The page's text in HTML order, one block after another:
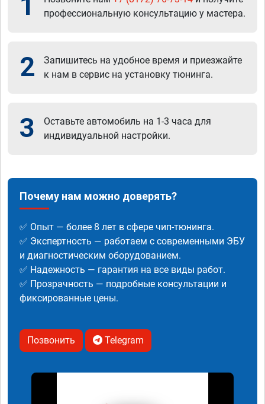
профессиональную консультацию у мастера.
2
Запишитесь на удобное время и приезжайте
к нам в сервис на установку тюнинга.
3
Оставьте автомобиль на 1-3 часа для
индивидуальной настройки.
Почему нам можно доверять?
✅ Опыт — более 8 лет в сфере чип-тюнинга.
✅ Экспертность — работаем с современными ЭБУ
и диагностическим оборудованием.
✅ Надежность — гарантия на все виды работ.
✅ Прозрачность — подробные консультации и
фиксированные цены.
Позвонить Telegram